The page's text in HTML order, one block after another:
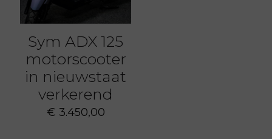
Sym ADX 125
motorscooter
in nieuwstaat
verkerend
€ 3.450,00